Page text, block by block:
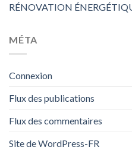
RÉNOVATION
MÉTA
Connexion
Flux des publications
Flux des commentaires
Site de WordPress-FR